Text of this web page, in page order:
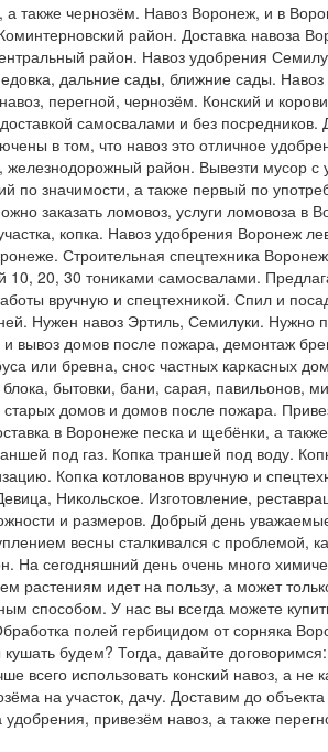
также чернозём. Навоз Воронеж, и в
район. Доставка навоза
район. Навоз удобрения
дальние сады, ближние сады.
перегной, чернозём. Конский и
самосвалами и без посредников.
в том, что навоз это отличное
железнодорожный район. Вывезти мусор с
значимости, а также первый по
заказать ломовоз, услуги ломовоза в
копка. Навоз удобрения Воронеж
Строительная спецтехника
10, 20, 30 тониками самосвалами.
вручную и спецтехникой. Спил и
Нужен навоз Эртиль, Семилуки. Нужно
вывоз домов после пожара, демонтаж
или бревна, снос частных каркасных
бытовки, бани, сарая, павильонов,
старых домов и домов после пожара.
в Воронеже песка и щебёнки, а
под газ. Копка траншей под воду.
Копка котлованов вручную и
Никольское. Изготовление,
и размеров. Добрый день
весны сталкивался с проблемой,
На сегодняшний день очень много
растениям идет на пользу, а может
способом. У нас вы всегда можете
полей гербицидом от сорняка
будем? Тогда, давайте
всего использовать конский навоз, а не
на участок, дачу. Доставим до
удобрения, привезём навоз, а также